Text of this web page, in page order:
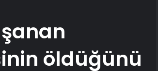
öldüğünü